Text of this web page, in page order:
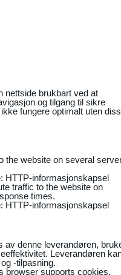
nettside brukbart ved at
og tilgang til sikre
fungere optimalt uten
the website on several
: HTTP-informasjonskapsel
traffic to the website on
times.
: HTTP-informasjonskapsel
av denne leverandøren,
Leverandøren
-tilpasning.
browser supports cookies.